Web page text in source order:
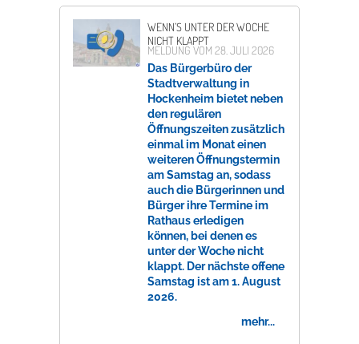
WENN’S UNTER DER WOCHE
NICHT KLAPPT
MELDUNG VOM 28. JULI 2026
Das Bürgerbüro der
Stadtverwaltung in
Hockenheim bietet neben
den regulären
Öffnungszeiten zusätzlich
einmal im Monat einen
weiteren Öffnungstermin
am Samstag an, sodass
auch die Bürgerinnen und
Bürger ihre Termine im
Rathaus erledigen
können, bei denen es
unter der Woche nicht
klappt. Der nächste offene
Samstag ist am 1. August
2026.
mehr...